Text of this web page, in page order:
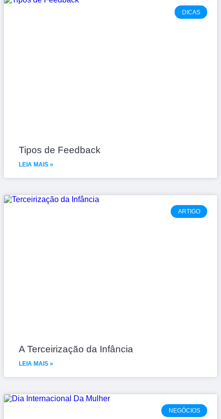
DICAS
Tipos de Feedback
LEIA MAIS »
ARTIGO
A Terceirização da Infância
LEIA MAIS »
NEGÓCIOS